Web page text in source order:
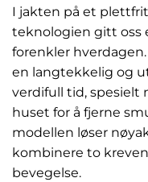
I jakten på et
teknologien gitt oss
forenkler
en langtekkelig og
verdifull tid, spesielt
huset for å fjerne
modellen løser
kombinere to
bevegelse.